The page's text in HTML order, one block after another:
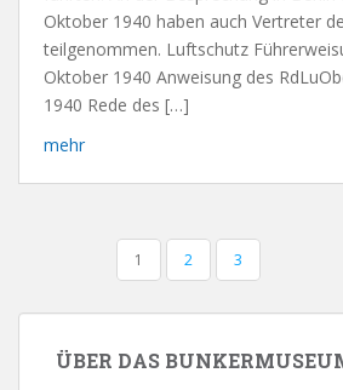
Oktober 1940 haben auch Vertreter
teilgenommen. Luftschutz
Oktober 1940 Anweisung des
1940 Rede des […]
mehr
1 2 3
ÜBER DAS